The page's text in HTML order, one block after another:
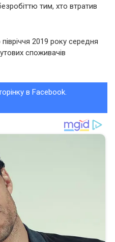
тим, хто втратив
2019 року середня
споживачів
в Facebook.